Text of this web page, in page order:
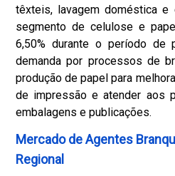
têxteis, lavagem doméstica e
segmento de celulose e
6,50% durante o período de
demanda por processos de
produção de papel para
de impressão e atender aos
embalagens e publicações.
Mercado de Agentes
Regional